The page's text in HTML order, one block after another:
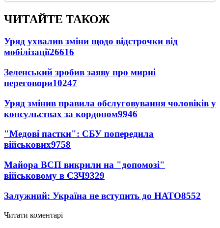
ЧИТАЙТЕ ТАКОЖ
Уряд ухвалив зміни щодо відстрочки від
мобілізації26616
Зеленський зробив заяву про мирні
переговори10247
Уряд змінив правила обслуговування чоловіків у
консульствах за кордоном9946
"Медові пастки": СБУ попередила
військових9758
Майора ВСП викрили на "допомозі"
військовому в СЗЧ9329
Залужний: Україна не вступить до НАТО8552
Читати коментарі